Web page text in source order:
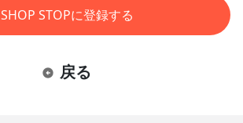
SHOP STOPに登録する
戻る